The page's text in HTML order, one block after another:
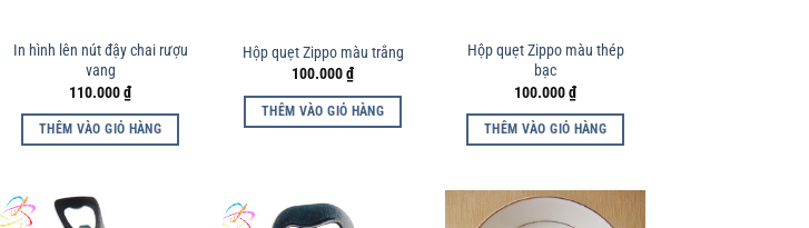
In hình lên nút đậy chai rượu
vang
110.000₫
THÊM VÀO GIỎ HÀNG
Hộp quẹt Zippo màu trắng
100.000₫
THÊM VÀO GIỎ HÀNG
Hộp quẹt Zippo màu thép
bạc
100.000₫
THÊM VÀO GIỎ HÀNG